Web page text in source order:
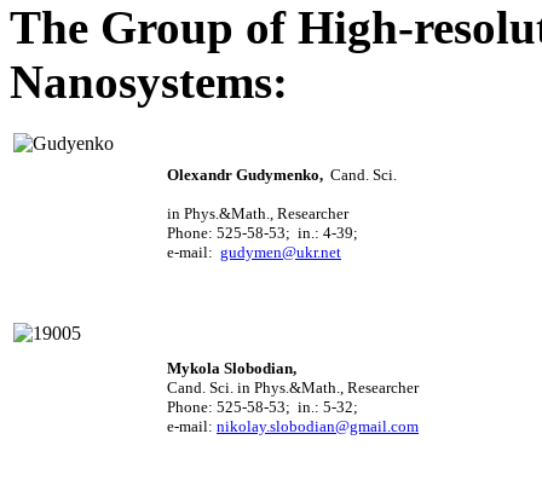
The Group of High-
Nanosystems:
Olexandr Gudymenko, Cand. Sci.
in Phys.&Math., Researcher
Phone: 525-58-53; in.: 4-39;
e-mail: gudymen@ukr.net
Mykola Slobodian,
Cand. Sci. in Phys.&Math., Researcher
Phone: 525-58-53; in.: 5-32;
e-mail: nikolay.slobodian@gmail.com